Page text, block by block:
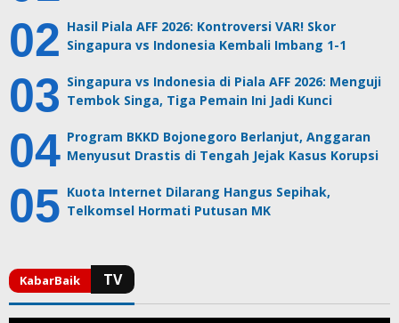
Hasil Piala AFF 2026: Kontroversi VAR! Skor
Singapura vs Indonesia Kembali Imbang 1-1
Singapura vs Indonesia di Piala AFF 2026: Menguji
Tembok Singa, Tiga Pemain Ini Jadi Kunci
Program BKKD Bojonegoro Berlanjut, Anggaran
Menyusut Drastis di Tengah Jejak Kasus Korupsi
Kuota Internet Dilarang Hangus Sepihak,
Telkomsel Hormati Putusan MK